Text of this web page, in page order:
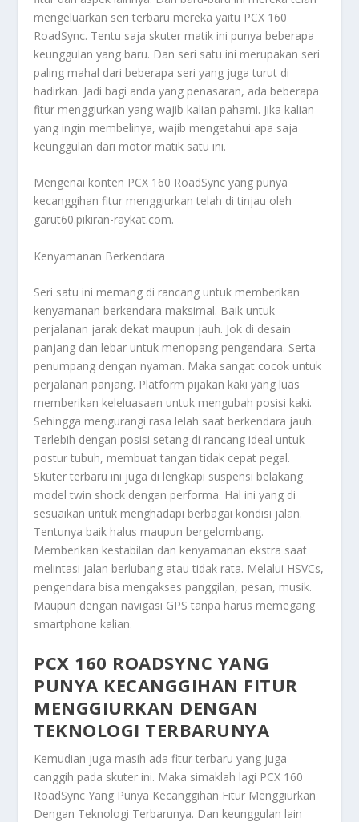
mengeluarkan seri terbaru mereka yaitu PCX 160
RoadSync. Tentu saja skuter matik ini punya beberapa
keunggulan yang baru. Dan seri satu ini merupakan seri
paling mahal dari beberapa seri yang juga turut di
hadirkan. Jadi bagi anda yang penasaran, ada beberapa
fitur menggiurkan yang wajib kalian pahami. Jika kalian
yang ingin membelinya, wajib mengetahui apa saja
keunggulan dari motor matik satu ini.
Mengenai konten PCX 160 RoadSync yang punya
kecanggihan fitur menggiurkan telah di tinjau oleh
garut60.pikiran-raykat.com.
Kenyamanan Berkendara
Seri satu ini memang di rancang untuk memberikan
kenyamanan berkendara maksimal. Baik untuk
perjalanan jarak dekat maupun jauh. Jok di desain
panjang dan lebar untuk menopang pengendara. Serta
penumpang dengan nyaman. Maka sangat cocok untuk
perjalanan panjang. Platform pijakan kaki yang luas
memberikan keleluasaan untuk mengubah posisi kaki.
Sehingga mengurangi rasa lelah saat berkendara jauh.
Terlebih dengan posisi setang di rancang ideal untuk
postur tubuh, membuat tangan tidak cepat pegal.
Skuter terbaru ini juga di lengkapi suspensi belakang
model twin shock dengan performa. Hal ini yang di
sesuaikan untuk menghadapi berbagai kondisi jalan.
Tentunya baik halus maupun bergelombang.
Memberikan kestabilan dan kenyamanan ekstra saat
melintasi jalan berlubang atau tidak rata. Melalui HSVCs,
pengendara bisa mengakses panggilan, pesan, musik.
Maupun dengan navigasi GPS tanpa harus memegang
smartphone kalian.
PCX 160 ROADSYNC YANG
PUNYA KECANGGIHAN FITUR
MENGGIURKAN DENGAN
TEKNOLOGI TERBARUNYA
Kemudian juga masih ada fitur terbaru yang juga
canggih pada skuter ini. Maka simaklah lagi PCX 160
RoadSync Yang Punya Kecanggihan Fitur Menggiurkan
Dengan Teknologi Terbarunya. Dan keunggulan lain